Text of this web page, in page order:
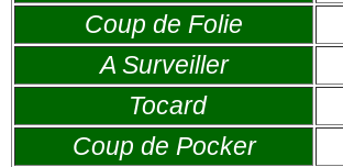
Coup de Folie
A Surveiller
Tocard
Coup de Pocker